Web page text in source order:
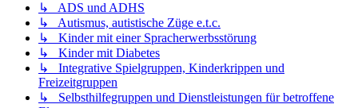
↳ ADS und ADHS
↳ Autismus, autistische Züge e.t.c.
↳ Kinder mit einer Spracherwerbsstörung
↳ Kinder mit Diabetes
↳ Integrative Spielgruppen, Kinderkrippen und
Freizeitgruppen
↳ Selbsthilfegruppen und Dienstleistungen für betroffene